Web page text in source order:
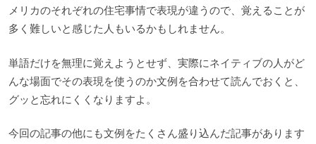
メリカのそれぞれの住宅事情で表現が違うので、覚えることが
多く難しいと感じた人もいるかもしれません。
単語だけを無理に覚えようとせず、実際にネイティブの人がど
んな場面でその表現を使うのか文例を合わせて読んでおくと、
グッと忘れにくくなりますよ。
今回の記事の他にも文例をたくさん盛り込んだ記事があります